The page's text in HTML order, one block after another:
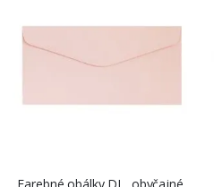
Farebné obálky DL, obyčajné,